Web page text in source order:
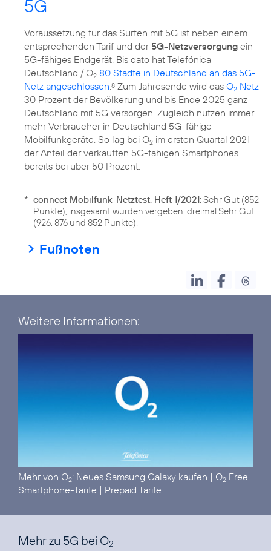
5G
Voraussetzung für das Surfen mit 5G ist neben einem
entsprechenden Tarif und der5G-Netzversorgung ein
5G-fähiges Endgerät. Bis dato hat Telefónica
Deutschland / O2 80 Städte in Deutschland an das 5G-
Netz angeschlossen.8 Zum Jahresende wird das O2 Netz
30 Prozent der Bevölkerung und bis Ende 2025 ganz
Deutschland mit 5G versorgen. Zugleich nutzen immer
mehr Verbraucher in Deutschland 5G-fähige
Mobilfunkgeräte. So lag bei O2 im ersten Quartal 2021
der Anteil der verkauften 5G-fähigen Smartphones
bereits bei über 50 Prozent.
* connect Mobilfunk-Netztest, Heft 1/2021:Sehr Gut (852
Punkte); insgesamt wurden vergeben: dreimal Sehr Gut
(926, 876 und 852 Punkte).
Fußnoten
Weitere Informationen:
Mehr von O2: Neues Samsung Galaxy kaufen | O2 Free
Smartphone-Tarife | Prepaid Tarife
Mehr zu 5G bei O2